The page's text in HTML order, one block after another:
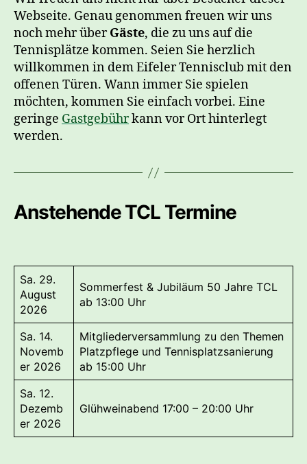
Webseite. Genau genommen freuen wir uns
noch mehr überGäste, die zu uns auf die
Tennisplätze kommen. Seien Sie herzlich
willkommen in dem Eifeler Tennisclub mit den
offenen Türen. Wann immer Sie spielen
möchten, kommen Sie einfach vorbei. Eine
geringe Gastgebührkann vor Ort hinterlegt
werden.
Anstehende TCL Termine
Sa. 29.
August
2026
Sommerfest & Jubiläum 50 Jahre TCL
ab 13:00 Uhr
Sa. 14.
Novemb
er 2026
Mitgliederversammlung zu den Themen
Platzpflege und Tennisplatzsanierung
ab 15:00 Uhr
Sa. 12.
Dezemb
er 2026
Glühweinabend 17:00 – 20:00 Uhr